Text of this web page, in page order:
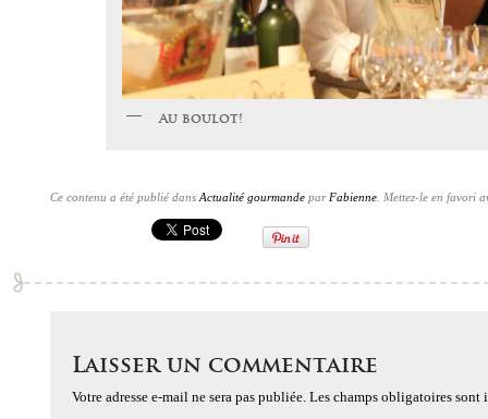
Au boulot!
Ce contenu a été publié dans Actualité gourmande par Fabienne . Mettez-le en favori
Laisser un commentaire
Votre adresse e-mail ne sera pas publiée. Les champs obligatoires sont